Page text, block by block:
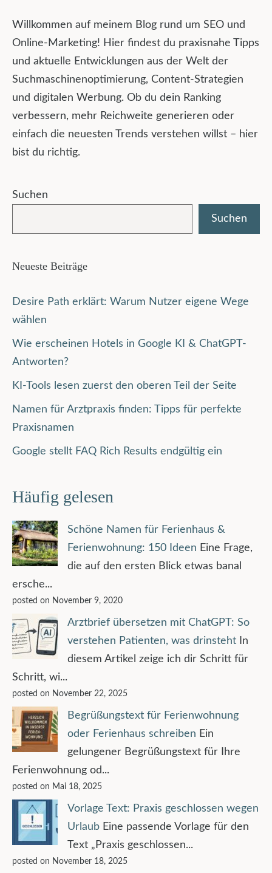
Willkommen auf meinem Blog rund um SEO und
Online-Marketing! Hier findest du praxisnahe Tipps
und aktuelle Entwicklungen aus der Welt der
Suchmaschinenoptimierung, Content-Strategien
und digitalen Werbung. Ob du dein Ranking
verbessern, mehr Reichweite generieren oder
einfach die neuesten Trends verstehen willst – hier
bist du richtig.
Suchen
Suchen
Neueste Beiträge
Desire Path erklärt: Warum Nutzer eigene Wege
wählen
Wie erscheinen Hotels in Google KI & ChatGPT-
Antworten?
KI-Tools lesen zuerst den oberen Teil der Seite
Namen für Arztpraxis finden: Tipps für perfekte
Praxisnamen
Google stellt FAQ Rich Results endgültig ein
Häufig gelesen
Schöne Namen für Ferienhaus &
Ferienwohnung: 150 Ideen Eine Frage,
die auf den ersten Blick etwas banal
ersche...
posted on November 9, 2020
Arztbrief übersetzen mit ChatGPT: So
verstehen Patienten, was drinsteht
In
diesem Artikel zeige ich dir Schritt für
Schritt, wi...
posted on November 22, 2025
Begrüßungstext für Ferienwohnung
oder Ferienhaus schreiben Ein
gelungener Begrüßungstext für Ihre
Ferienwohnung od...
posted on Mai 18, 2025
Vorlage Text: Praxis geschlossen wegen
Urlaub Eine passende Vorlage für den
Text „Praxis geschlossen...
posted on November 18, 2025